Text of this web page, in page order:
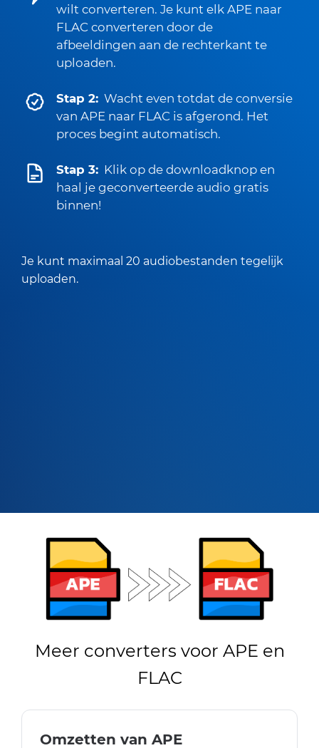
wilt converteren. Je kunt elk APE naar
FLAC converteren door de
afbeeldingen aan de rechterkant te
uploaden.
Stap 2: Wacht even totdat de conversie
van APE naar FLAC is afgerond. Het
proces begint automatisch.
Stap 3: Klik op de downloadknop en
haal je geconverteerde audio gratis
binnen!
Je kunt maximaal 20 audiobestanden tegelijk
uploaden.
Meer converters voor APE en
FLAC
Omzetten van APE